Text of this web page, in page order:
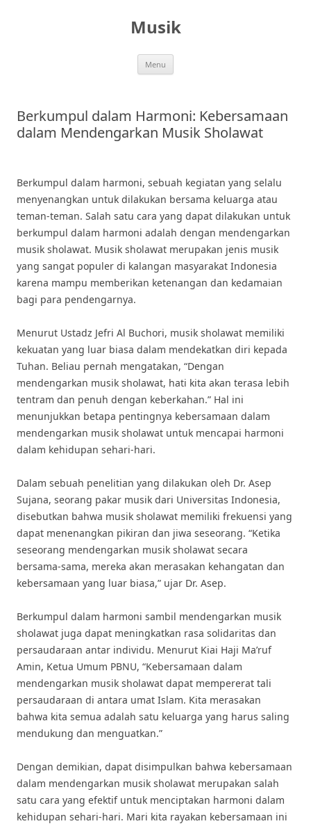
Musik
Menu
Berkumpul dalam Harmoni: Kebersamaan
dalam Mendengarkan Musik Sholawat
Berkumpul dalam harmoni, sebuah kegiatan yang selalu
menyenangkan untuk dilakukan bersama keluarga atau
teman-teman. Salah satu cara yang dapat dilakukan untuk
berkumpul dalam harmoni adalah dengan mendengarkan
musik sholawat. Musik sholawat merupakan jenis musik
yang sangat populer di kalangan masyarakat Indonesia
karena mampu memberikan ketenangan dan kedamaian
bagi para pendengarnya.
Menurut Ustadz Jefri Al Buchori, musik sholawat memiliki
kekuatan yang luar biasa dalam mendekatkan diri kepada
Tuhan. Beliau pernah mengatakan, “Dengan
mendengarkan musik sholawat, hati kita akan terasa lebih
tentram dan penuh dengan keberkahan.” Hal ini
menunjukkan betapa pentingnya kebersamaan dalam
mendengarkan musik sholawat untuk mencapai harmoni
dalam kehidupan sehari-hari.
Dalam sebuah penelitian yang dilakukan oleh Dr. Asep
Sujana, seorang pakar musik dari Universitas Indonesia,
disebutkan bahwa musik sholawat memiliki frekuensi yang
dapat menenangkan pikiran dan jiwa seseorang. “Ketika
seseorang mendengarkan musik sholawat secara
bersama-sama, mereka akan merasakan kehangatan dan
kebersamaan yang luar biasa,” ujar Dr. Asep.
Berkumpul dalam harmoni sambil mendengarkan musik
sholawat juga dapat meningkatkan rasa solidaritas dan
persaudaraan antar individu. Menurut Kiai Haji Ma’ruf
Amin, Ketua Umum PBNU, “Kebersamaan dalam
mendengarkan musik sholawat dapat mempererat tali
persaudaraan di antara umat Islam. Kita merasakan
bahwa kita semua adalah satu keluarga yang harus saling
mendukung dan menguatkan.”
Dengan demikian, dapat disimpulkan bahwa kebersamaan
dalam mendengarkan musik sholawat merupakan salah
satu cara yang efektif untuk menciptakan harmoni dalam
kehidupan sehari-hari. Mari kita rayakan kebersamaan ini